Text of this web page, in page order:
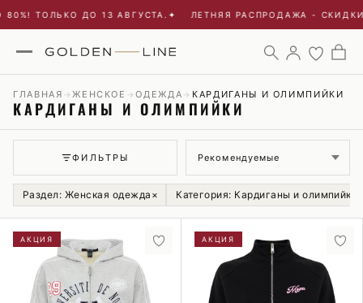
ТОЛЬКО ДО 13 АВГУСТА.✦ ЛЕТНЯЯ РАСПРОДАЖА - СКИДКИ ДО
ГЛАВНАЯ →ЖЕНСКОЕ →ОДЕЖДА → КАРДИГАНЫ И ОЛИМПИЙКИ
КАРДИГАНЫ И ОЛИМПИЙКИ
ФИЛЬТРЫ
Раздел: Женская одежда × Категория: Кардиганы и олимпийки
АКЦИЯ АКЦИЯ